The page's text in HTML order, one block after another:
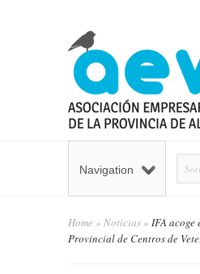
Navigation
Home » Noticias» IFA acoge
Provincial de Centros de